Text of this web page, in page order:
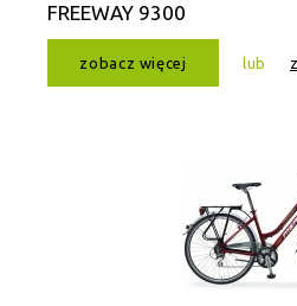
FREEWAY 9300
zobacz więcej lub